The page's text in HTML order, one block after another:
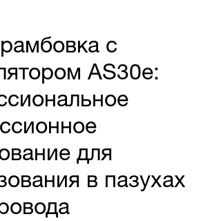
с
AS30e:
для
в пазухах